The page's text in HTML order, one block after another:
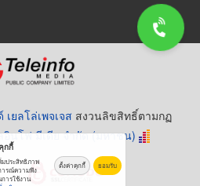
ยลโล่เพจเจส สงวนลิขสิทธิ์ตามกฏ
อินโฟ มีเดีย จำกัด (มหาชน)
กกี้
มประสิทธิภาพ
ารณ์ความพึง
ารใช้งาน
ตั้งค่าคุกกี้ ยอมรับ